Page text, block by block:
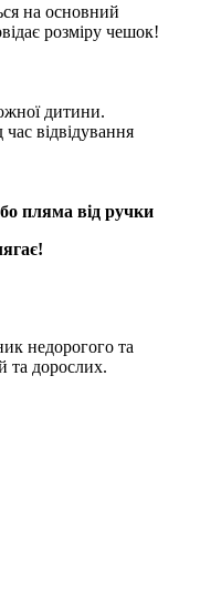
на основний
розміру чешок!
дитини.
відвідування
пляма від ручки
недорогого та
та дорослих.